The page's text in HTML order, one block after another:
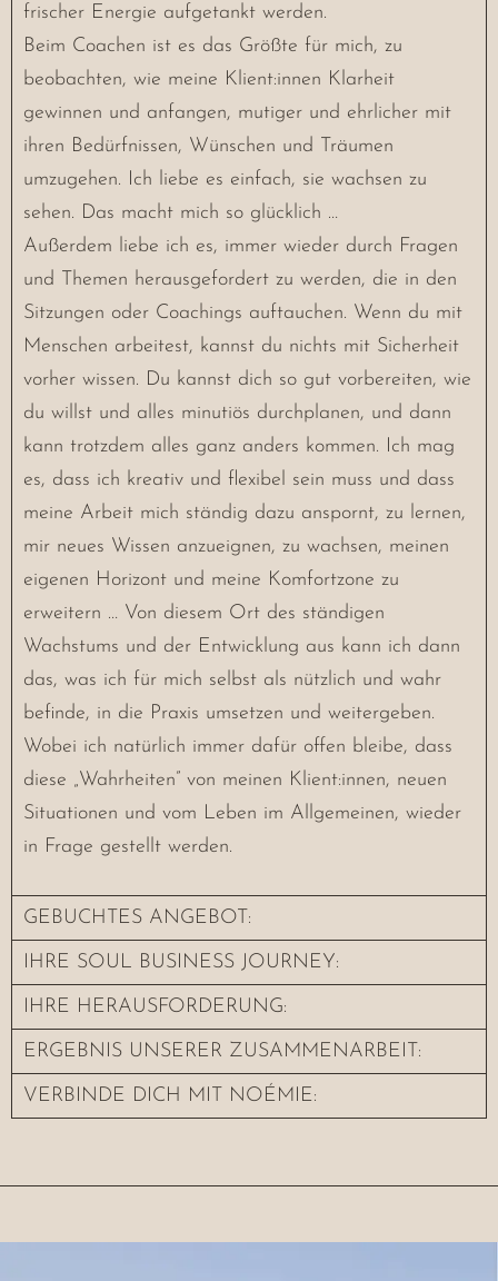
frischer Energie aufgetankt werden.
Beim Coachen ist es das Größte für mich, zu
beobachten, wie meine Klient:innen Klarheit
gewinnen und anfangen, mutiger und ehrlicher mit
ihren Bedürfnissen, Wünschen und Träumen
umzugehen. Ich liebe es einfach, sie wachsen zu
sehen. Das macht mich so glücklich …
Außerdem liebe ich es, immer wieder durch Fragen
und Themen herausgefordert zu werden, die in den
Sitzungen oder Coachings auftauchen. Wenn du mit
Menschen arbeitest, kannst du nichts mit Sicherheit
vorher wissen. Du kannst dich so gut vorbereiten, wie
du willst und alles minutiös durchplanen, und dann
kann trotzdem alles ganz anders kommen. Ich mag
es, dass ich kreativ und flexibel sein muss und dass
meine Arbeit mich ständig dazu anspornt, zu lernen,
mir neues Wissen anzueignen, zu wachsen, meinen
eigenen Horizont und meine Komfortzone zu
erweitern … Von diesem Ort des ständigen
Wachstums und der Entwicklung aus kann ich dann
das, was ich für mich selbst als nützlich und wahr
befinde, in die Praxis umsetzen und weitergeben.
Wobei ich natürlich immer dafür offen bleibe, dass
diese „Wahrheiten” von meinen Klient:innen, neuen
Situationen und vom Leben im Allgemeinen, wieder
in Frage gestellt werden.
GEBUCHTES ANGEBOT:
IHRE SOUL BUSINESS JOURNEY:
IHRE HERAUSFORDERUNG:
ERGEBNIS UNSERER ZUSAMMENARBEIT:
VERBINDE DICH MIT NOÉMIE: